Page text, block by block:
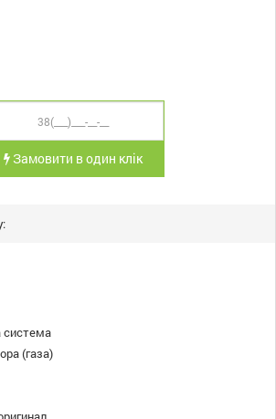
Замовити в один клік
система
(газа)